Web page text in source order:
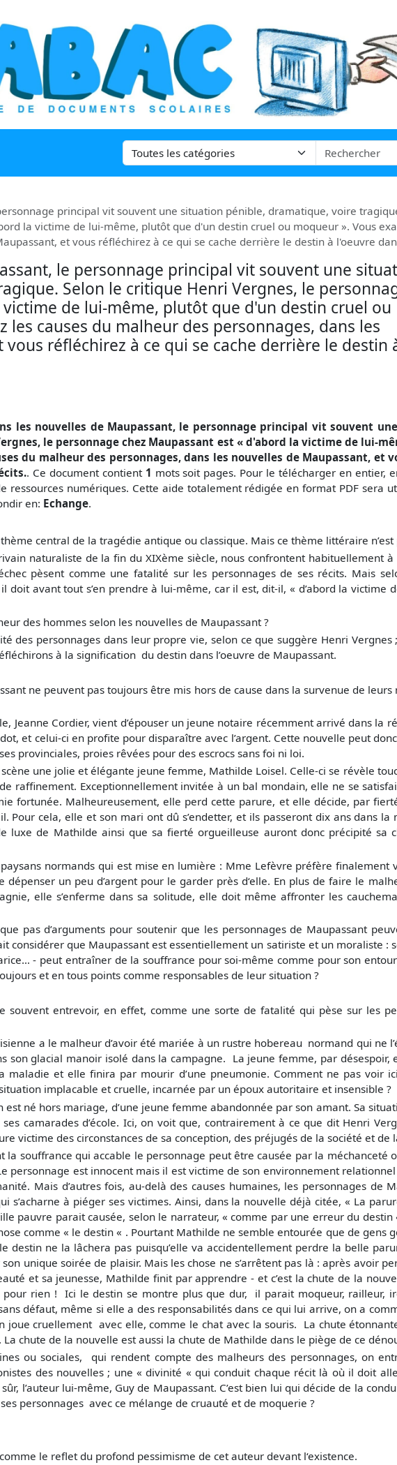
principal vit souvent une situation pénible, dramatique, voire
la victime de lui-même, plutôt que d'un destin cruel ou moqueur ». Vous
et vous réfléchirez à ce qui se cache derrière le destin à l'oeuvre
le personnage principal vit souvent une
Selon le critique Henri Vergnes, le
de lui-même, plutôt que d'un destin cruel ou
les causes du malheur des personnages, dans les
réfléchirez à ce qui se cache derrière le destin
les nouvelles de Maupassant, le personnage principal vit souvent
le personnage chez Maupassant est « d'abord la victime de lui-
du malheur des personnages, dans les nouvelles de Maupassant, et
. Ce document contient 1 mots soit pages. Pour le télécharger en entier,
ressources numériques. Cette aide totalement rédigée en format PDF sera
en: Echange.
central de la tragédie antique ou classique. Mais ce thème littéraire
naturaliste de la fin du XIXème siècle, nous confrontent habituellement
pèsent comme une fatalité sur les personnages de ses récits. Mais
doit avant tout s’en prendre à lui-même, car il est, dit-il, « d’abord la victime
des hommes selon les nouvelles de Maupassant ?
des personnages dans leur propre vie, selon ce que suggère Henri
à la signification du destin dans l’oeuvre de Maupassant.
ne peuvent pas toujours être mis hors de cause dans la survenue de
Jeanne Cordier, vient d’épouser un jeune notaire récemment arrivé dans la
et celui-ci en profite pour disparaître avec l’argent. Cette nouvelle peut
provinciales, proies rêvées pour des escrocs sans foi ni loi.
une jolie et élégante jeune femme, Mathilde Loisel. Celle-ci se révèle
raffinement. Exceptionnellement invitée à un bal mondain, elle ne se
fortunée. Malheureusement, elle perd cette parure, et elle décide, par
Pour cela, elle et son mari ont dû s’endetter, et ils passeront dix ans dans
luxe de Mathilde ainsi que sa fierté orgueilleuse auront donc précipité sa
paysans normands qui est mise en lumière : Mme Lefèvre préfère
un peu d’argent pour le garder près d‘elle. En plus de faire le
elle s’enferme dans sa solitude, elle doit même affronter les
pas d’arguments pour soutenir que les personnages de Maupassant
considérer que Maupassant est essentiellement un satiriste et un moraliste :
- peut entraîner de la souffrance pour soi-même comme pour son
et en tous points comme responsables de leur situation ?
souvent entrevoir, en effet, comme une sorte de fatalité qui pèse sur les
a le malheur d’avoir été mariée à un rustre hobereau normand qui ne
son glacial manoir isolé dans la campagne. La jeune femme, par désespoir,
et elle finira par mourir d’une pneumonie. Comment ne pas voir
implacable et cruelle, incarnée par un époux autoritaire et insensible ?
est né hors mariage, d’une jeune femme abandonnée par son amant. Sa
camarades d’école. Ici, on voit que, contrairement à ce que dit Henri
victime des circonstances de sa conception, des préjugés de la société et de
la souffrance qui accable le personnage peut être causée par la méchanceté
personnage est innocent mais il est victime de son environnement
Mais d’autres fois, au-delà des causes humaines, les personnages de
s’acharne à piéger ses victimes. Ainsi, dans la nouvelle déjà citée, « La
pauvre parait causée, selon le narrateur, « comme par une erreur du destin
comme « le destin « . Pourtant Mathilde ne semble entourée que de gens
destin ne la lâchera pas puisqu’elle va accidentellement perdre la belle
unique soirée de plaisir. Mais les chose ne s’arrêtent pas là : après avoir
et sa jeunesse, Mathilde finit par apprendre - et c’est la chute de la
pour rien ! Ici le destin se montre plus que dur, il parait moqueur, railleur,
défaut, même si elle a des responsabilités dans ce qui lui arrive, on a
joue cruellement avec elle, comme le chat avec la souris. La chute
chute de la nouvelle est aussi la chute de Mathilde dans le piège de ce
ou sociales, qui rendent compte des malheurs des personnages, on
des nouvelles ; une « divinité « qui conduit chaque récit là où il doit
l’auteur lui-même, Guy de Maupassant. C’est bien lui qui décide de la
personnages avec ce mélange de cruauté et de moquerie ?
le reflet du profond pessimisme de cet auteur devant l‘existence.